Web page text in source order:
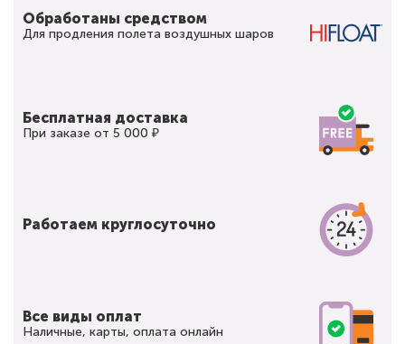
Обработаны средством
Для продления полета воздушных шаров
Бесплатная доставка
При заказе от 5 000 ₽
Работаем круглосуточно
Все виды оплат
Наличные, карты, оплата онлайн